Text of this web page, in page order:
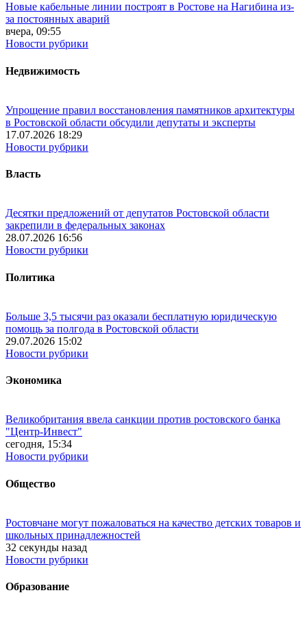
Новые кабельные линии построят в Ростове на Нагибина из-
за постоянных аварий
вчера, 09:55
Новости рубрики
Недвижимость
Упрощение правил восстановления памятников архитектуры
в Ростовской области обсудили депутаты и эксперты
17.07.2026 18:29
Новости рубрики
Власть
Десятки предложений от депутатов Ростовской области
закрепили в федеральных законах
28.07.2026 16:56
Новости рубрики
Политика
Больше 3,5 тысячи раз оказали бесплатную юридическую
помощь за полгода в Ростовской области
29.07.2026 15:02
Новости рубрики
Экономика
Великобритания ввела санкции против ростовского банка
"Центр-Инвест"
сегодня, 15:34
Новости рубрики
Общество
Ростовчане могут пожаловаться на качество детских товаров и
школьных принадлежностей
32 секунды назад
Новости рубрики
Образование